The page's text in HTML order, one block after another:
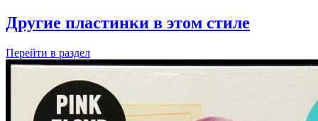
Другие пластинки в этом стиле
Перейти в раздел